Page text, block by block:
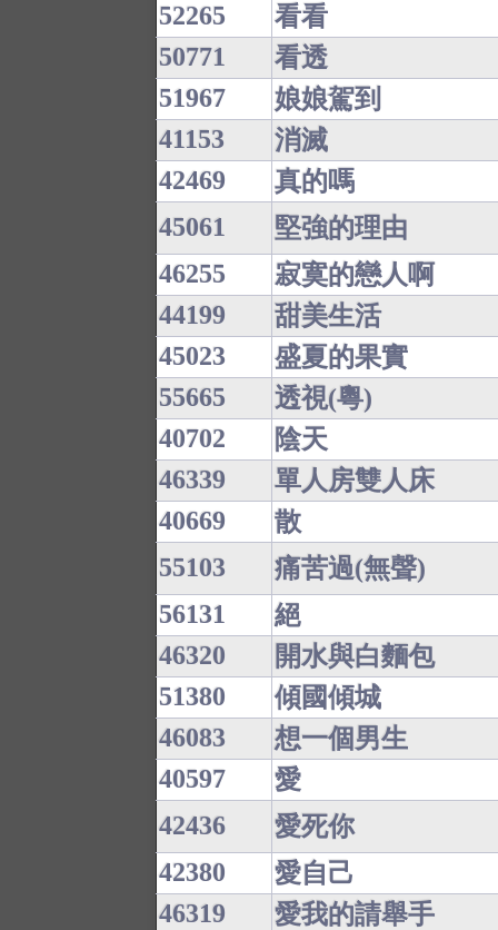
52265
看看
50771
看透
51967
娘娘駕到
41153
消滅
42469
真的嗎
45061
堅強的理由
46255
寂寞的戀人啊
44199
甜美生活
45023
盛夏的果實
55665
透視(粵)
40702
陰天
46339
單人房雙人床
40669
散
55103
痛苦過(無聲)
56131
絕
46320
開水與白麵包
51380
傾國傾城
46083
想一個男生
40597
愛
42436
愛死你
42380
愛自己
46319
愛我的請舉手